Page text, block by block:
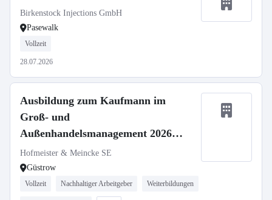
Birkenstock Injections GmbH
Pasewalk
Vollzeit
28.07.2026
Ausbildung zum Kaufmann im
Groß- und
Außenhandelsmanagement 2026
(m/w/d)
Hofmeister & Meincke SE
Güstrow
Vollzeit Nachhaltiger Arbeitgeber Weiterbildungen